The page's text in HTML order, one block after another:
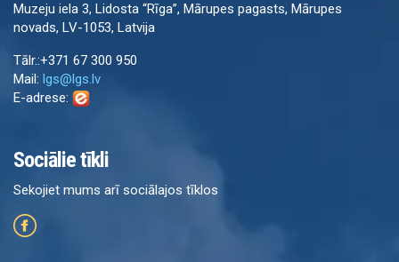
Muzeju iela 3, Lidosta “Rīga”, Mārupes pagasts, Mārupes
novads, LV-1053, Latvija
Tālr.:+371 67 300 950
Mail: lgs@lgs.lv
E-adrese:
Sociālie tīkli
Sekojiet mums arī sociālajos tīklos